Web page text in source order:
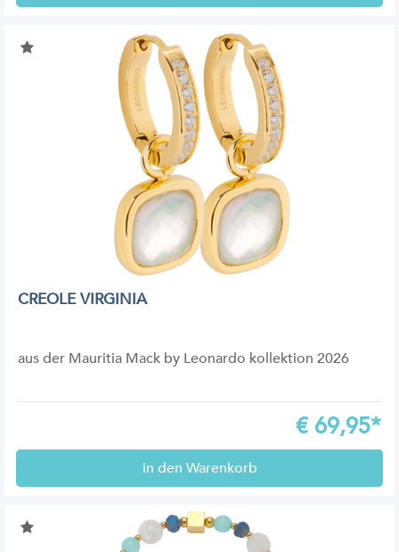
CREOLE VIRGINIA
aus der Mauritia Mack by Leonardo kollektion 2026
€ 69,95*
in den Warenkorb